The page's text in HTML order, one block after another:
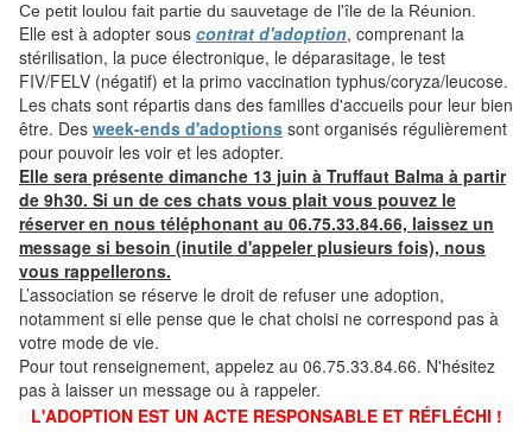
Ce petit loulou fait partie du sauvetage de l'île de la Réunion.
Elle est à adopter sous contrat d'adoption, comprenant la
stérilisation, la puce électronique, le déparasitage, le test
FIV/FELV (négatif) et la primo vaccination typhus/coryza/leucose.
Les chats sont répartis dans des familles d'accueils pour leur bien
être. Des week-ends d'adoptions sont organisés régulièrement
pour pouvoir les voir et les adopter.
Elle sera présente dimanche 13 juin à Truffaut Balma à partir
de 9h30. Si un de ces chats vous plait vous pouvez le
réserver en nous téléphonant au 06.75.33.84.66, laissez un
message si besoin (inutile d'appeler plusieurs fois), nous
vous rappellerons.
L’association se réserve le droit de refuser une adoption,
notamment si elle pense que le chat choisi ne correspond pas à
votre mode de vie.
Pour tout renseignement, appelez au 06.75.33.84.66. N'hésitez
pas à laisser un message ou à rappeler.
L'ADOPTION EST UN ACTE RESPONSABLE ET RÉFLÉCHI !